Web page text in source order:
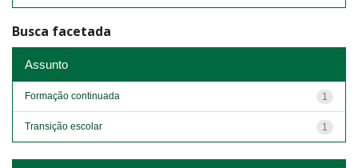
Busca facetada
Assunto
1
Formação continuada
1
Transição escolar